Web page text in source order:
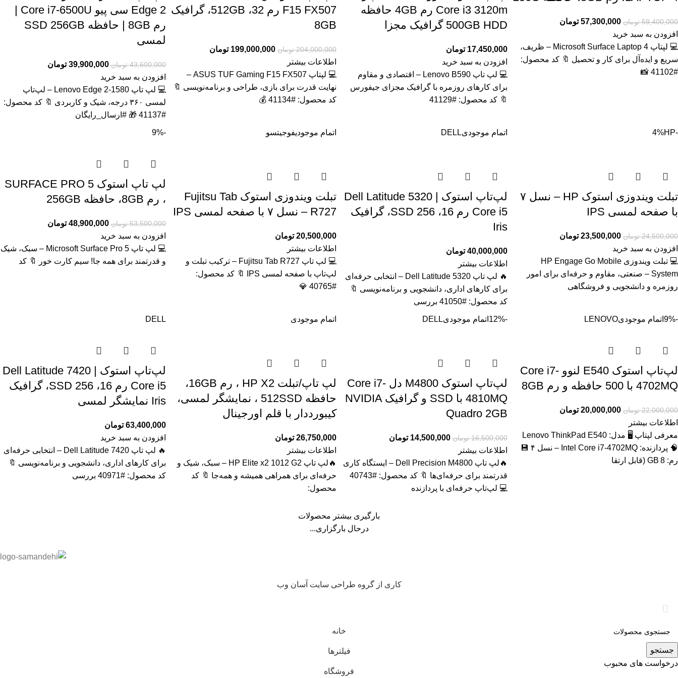
59,400,000 تومان 57,300,000 تومان
افزودن به سبد خرید
💻 لپتاپ Microsoft Surface Laptop 4 – ظریف،
سریع و ایده‌آل برای کار و تحصیل 🔖 کد محصول:
#41102 📸
Core i3 3120m رم 4GB حافظه
500GB HDD گرافیک مجزا
17,450,000 تومان
افزودن به سبد خرید
💻 لپ تاپ Lenovo B590 – اقتصادی و مقاوم
برای کارهای روزمره با گرافیک مجزای جیفورس
🔖 کد محصول: #41129
F15 FX507 رم 32، 512GB، گرافیک
8GB
204,000,000 تومان 199,000,000 تومان
اطلاعات بیشتر
💻 لپتاپ ASUS TUF Gaming F15 FX507 –
نهایت قدرت برای بازی، طراحی و برنامه‌نویسی 🔖
کد محصول: #41134 💰
Edge 2 سی پیو Core i7-6500U |
رم 8GB | حافظه SSD 256GB
لمسی
43,600,000 تومان 39,900,000 تومان
افزودن به سبد خرید
💻 لپ تاپ Lenovo Edge 2-1580 – لپ‌تاپ
لمسی ۳۶۰ درجه، شیک و کاربردی 🔖 کد محصول:
#41137 🎁 #ارسال_رایگان
-4%
HP
تبلت ویندوزی استوک HP – نسل ۷
با صفحه لمسی IPS
24,500,000 تومان 23,500,000 تومان
افزودن به سبد خرید
💻 تبلت ویندوزی HP Engage Go Mobile
System – صنعتی، مقاوم و حرفه‌ای برای امور
روزمره و دانشجویی و فروشگاهی
اتمام موجودیDELL
لپ‌تاپ استوک Dell Latitude 5320 |
Core i5 رم 16، SSD 256، گرافیک
Iris
40,000,000 تومان
اطلاعات بیشتر
🔥 لپ تاپ Dell Latitude 5320 – انتخابی حرفه‌ای
برای کارهای اداری، دانشجویی و برنامه‌نویسی 🔖
کد محصول: #41050 بررسی
اتمام موجودیفوجیتسو
تبلت ویندوزی استوک Fujitsu Tab
R727 – نسل ۷ با صفحه لمسی IPS
20,500,000 تومان
اطلاعات بیشتر
💻 لپ تاپ Fujitsu Tab R727 – ترکیب تبلت و
لپ‌تاپ با صفحه لمسی IPS 🔖 کد محصول:
#40765 💎
-9%
لپ تاپ استوک SURFACE PRO 5
، رم 8GB، حافظه 256GB
53,500,000 تومان 48,900,000 تومان
افزودن به سبد خرید
💻 لپ تاپ Microsoft Surface Pro 5 – سبک، شیک
و قدرتمند برای همه جا! سیم کارت خور 🔖 کد
-9% اتمام موجودیLENOVO
لپ‌تاپ استوک E540 لنوو Core i7-
4702MQ با 500 حافظه و رم 8GB
22,000,000 تومان 20,000,000 تومان
اطلاعات بیشتر
معرفی لپتاپ 🖥️ مدل: Lenovo ThinkPad E540
🧠 پردازنده: Intel Core i7‑4702MQ – نسل ۴ 💾
رم: 8 GB (قابل ارتقا
-12% اتمام موجودیDELL
لپ‌تاپ استوک M4800 دل Core i7-
4810MQ با SSD و گرافیک NVIDIA
Quadro 2GB
16,500,000 تومان 14,500,000 تومان
اطلاعات بیشتر
🔥لپ تاپ Dell Precision M4800 – ایستگاه کاری
قدرتمند برای حرفه‌ای‌ها 🔖 کد محصول: #40743
💻 لپ‌تاپ حرفه‌ای با پردازنده
اتمام موجودی
لپ تاپ/تبلت HP X2 ، رم 16GB،
حافظه 512SSD ، نمایشگر لمسی،
کیبورددار با قلم اورجینال
26,750,000 تومان
اطلاعات بیشتر
🔥لپ تاپ HP Elite x2 1012 G2 – سبک، شیک و
حرفه‌ای برای همراهی همیشه و همه‌جا 🔖 کد
محصول:
DELL
لپ‌تاپ استوک Dell Latitude 7420 |
Core i5 رم 16، SSD 256، گرافیک
Iris نمایشگر لمسی
63,400,000 تومان
افزودن به سبد خرید
🔥 لپ تاپ Dell Latitude 7420 – انتخابی حرفه‌ای
برای کارهای اداری، دانشجویی و برنامه‌نویسی 🔖
کد محصول: #40971 بررسی
بارگیری بیشتر محصولات
درحال بارگزاری...
کاری از گروه طراحی سایت آسان وب
جستجو
درخواست های محبوب
خانه
فیلترها
فروشگاه